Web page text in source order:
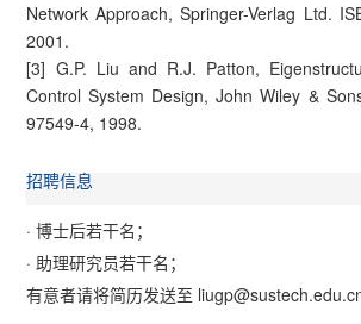
Network Approach, Springer-Verlag Ltd.
2001.
[3] G.P. Liu and R.J. Patton,
Control System Design, John Wiley &
97549-4, 1998.
招聘信息
· 博士后若干名；
· 助理研究员若干名；
有意者请将简历发送至